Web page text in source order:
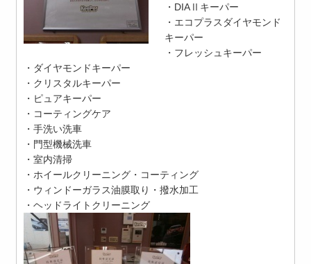
・DIAⅡキーパー
・エコプラスダイヤモンド
キーパー
・フレッシュキーパー
・ダイヤモンドキーパー
・クリスタルキーパー
・ピュアキーパー
・コーティングケア
・手洗い洗車
・門型機械洗車
・室内清掃
・ホイールクリーニング・コーティング
・ウィンドーガラス油膜取り・撥水加工
・ヘッドライトクリーニング